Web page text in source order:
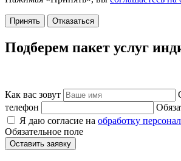
Принять Отказаться
Подберем пакет услуг
Как вас зовут
телефон
Я даю согласие на обработку
Обязательное поле
Оставить заявку